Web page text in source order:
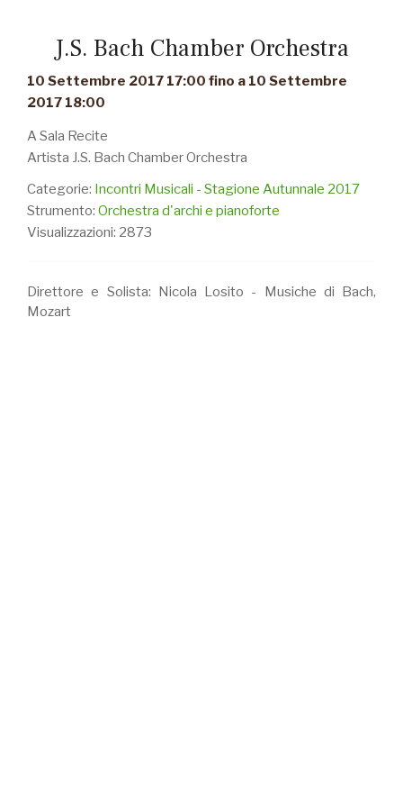
J.S. Bach Chamber Orchestra
10 Settembre 2017 17:00 fino a 10 Settembre
2017 18:00
A Sala Recite
Artista J.S. Bach Chamber Orchestra
Categorie: Incontri Musicali - Stagione Autunnale 2017
Strumento: Orchestra d'archi e pianoforte
Visualizzazioni: 2873
Direttore e Solista: Nicola Losito - Musiche di Bach,
Mozart